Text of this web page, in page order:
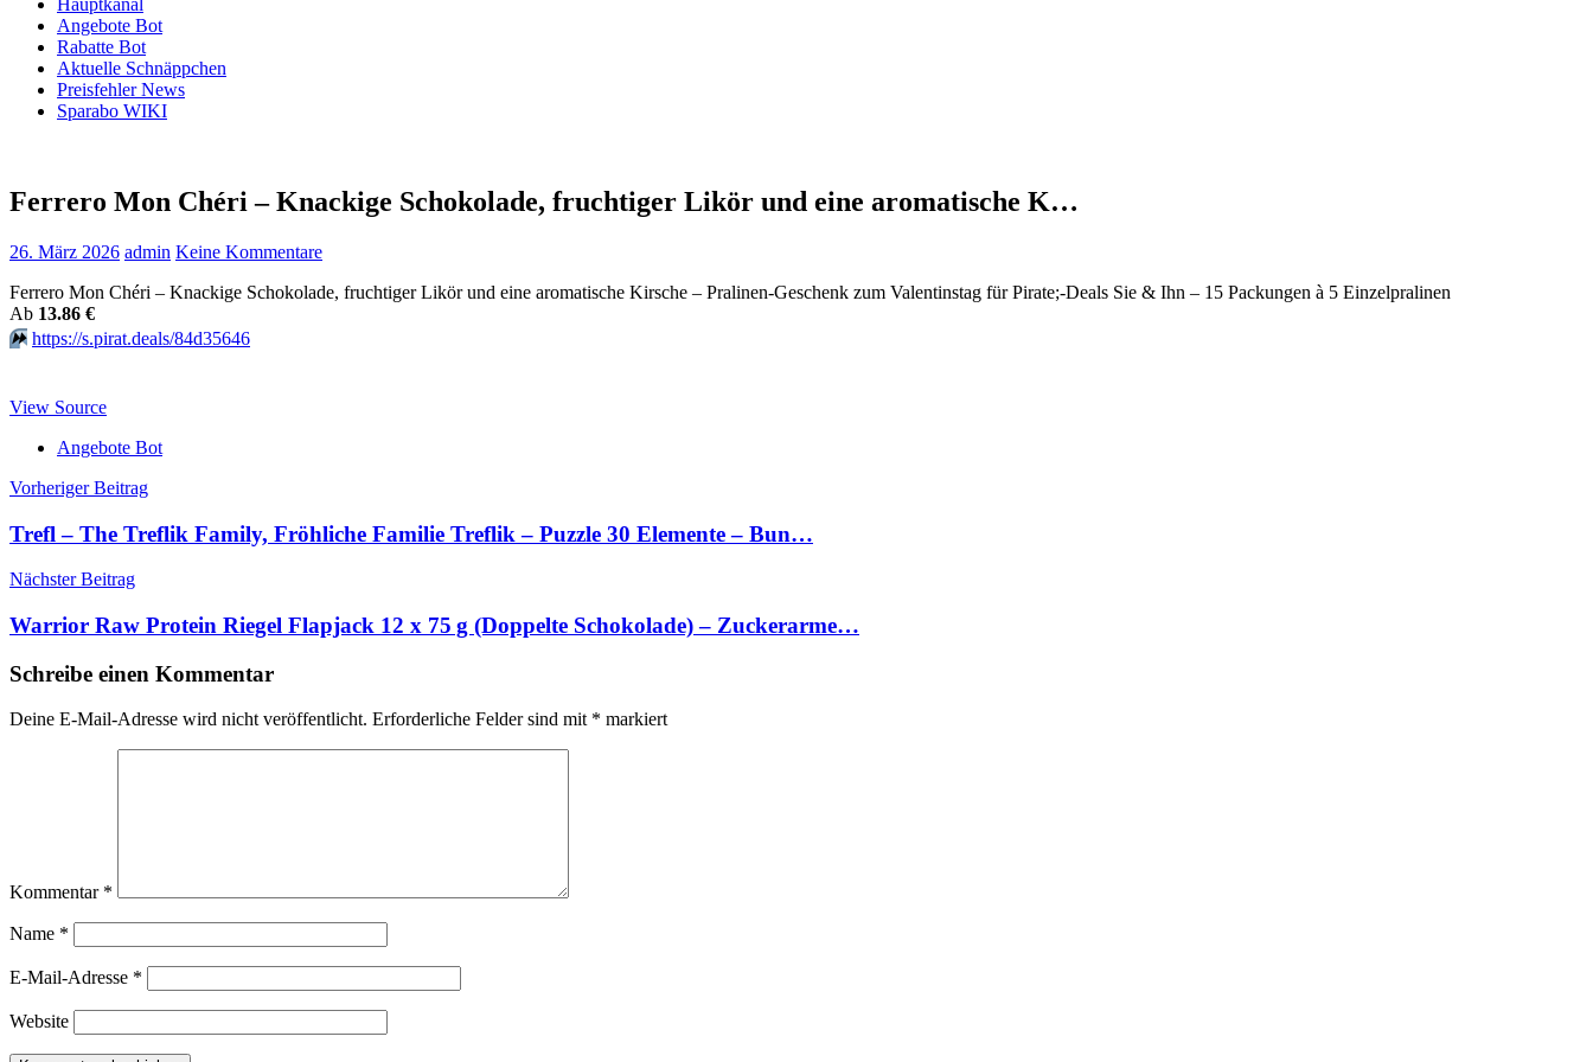
Hauptkanal
Angebote Bot
Rabatte Bot
Aktuelle Schnäppchen
Preisfehler News
Sparabo WIKI
Ferrero Mon Chéri – Knackige Schokolade, fruchtiger Likör und eine aromatische K…
26. März 2026 admin Keine Kommentare
Ferrero Mon Chéri – Knackige Schokolade, fruchtiger Likör und eine aromatische Kirsche – Pralinen-Geschenk zum Valentinstag für Pirate;-Deals Sie & Ihn – 15 Packungen à 5 Einzelpralinen
Аb 13.86 €
⏩️ https://s.pirat.deals/84d35646
View Source
Angebote Bot
Beitragsnavigation
Vorheriger Beitrag
Trefl – The Treflik Family, Fröhliche Familie Treflik – Puzzle 30 Elemente – Bun…
Nächster Beitrag
Warrior Raw Protein Riegel Flapjack 12 x 75 g (Doppelte Schokolade) – Zuckerarme…
Schreibe einen Kommentar
Deine E-Mail-Adresse wird nicht veröffentlicht. Erforderliche Felder sind mit * markiert
Kommentar *
Name *
E-Mail-Adresse *
Website